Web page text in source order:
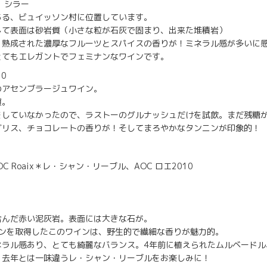
シラー
、ビュイッソン村に位置しています。
表面は砂岩質（小さな粒が石灰で固まり、出来た堆積岩）
成された濃厚なフルーツとスパイスの香りが！ミネラル感が多いに
もエレガントでフェミナンなワインです。
センブラージュワイン。
ていなかったので、ラストーのグルナッシュだけを試飲。まだ残糖
ス、チョコレートの香りが！そしてまろやかなタンニンが印象的！
Roaix＊レ・シャン・リーブル、AOC ロエ2010
だ赤い泥灰岩。表面には大きな石が。
取得したこのワインは、野生的で繊細な香りが魅力的。
ル感あり、とても綺麗なバランス。4年前に植えられたムルベード
年とは一味違うレ・シャン・リーブルをお楽しみに！